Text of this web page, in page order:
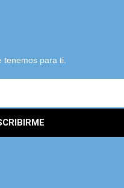
tenemos para ti.